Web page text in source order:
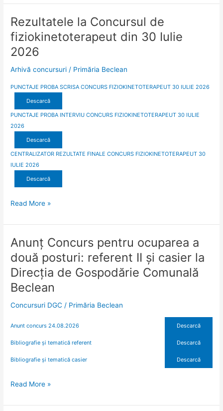
Școlii
Gimnaziale
Grigore
Silași
și
Clubului
Elevilor
Și
din
Orașul
Beclean,
Județul
Bistrița
Năsăud”
Rezultatele la Concursul de
fiziokinetoterapeut din 30 Iulie
2026
Arhivă concursuri / Primăria Beclean
PUNCTAJE PROBA SCRISA CONCURS FIZIOKINETOTERAPEUT 30 IULIE 2026
Descarcă
PUNCTAJE PROBA INTERVIU CONCURS FIZIOKINETOTERAPEUT 30 IULIE
2026
Descarcă
CENTRALIZATOR REZULTATE FINALE CONCURS FIZIOKINETOTERAPEUT 30
IULIE 2026
Descarcă
Rezultatele
la
Concursul
de
din
30
Read More »
Anunț Concurs pentru ocuparea a
două posturi: referent II și casier la
Direcția de Gospodărie Comunală
Beclean
Concursuri DGC / Primăria Beclean
Anunt concurs 24.08.2026 Descarcă
Bibliografie și tematică referent Descarcă
Bibliografie și tematică casier Descarcă
Anunț
Concurs
pentru
ocuparea
a
două
posturi:
II
și
la
de
Comunală
Read More »